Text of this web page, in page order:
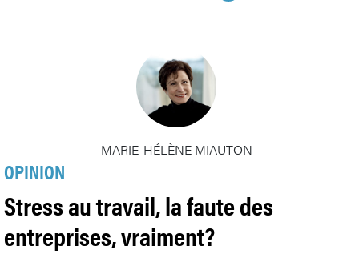
MARIE-HÉLÈNE MIAUTON
OPINION
Stress au travail, la faute des
entreprises, vraiment?